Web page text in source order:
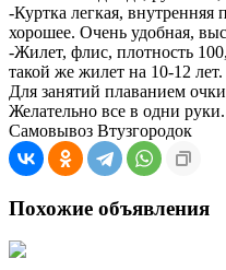
-Куртка легкая, внутренняя
хорошее. Очень удобная,
-Жилет, флис, плотность
такой же жилет на 10-12 лет.
Для занятий плаванием
Желательно все в одни руки.
Самовывоз Втузгородок
Похожие объявления